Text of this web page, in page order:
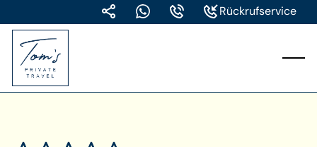
Rückrufservice